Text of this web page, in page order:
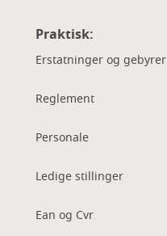
Praktisk:
Erstatninger og gebyrer
Reglement
Personale
Ledige stillinger
Ean og Cvr